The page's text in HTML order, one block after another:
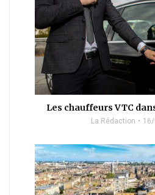
Les chauffeurs VTC
La Rédaction